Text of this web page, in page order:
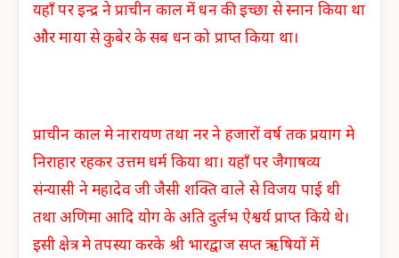
यहाँपर इन्द्र ने प्राचीन काल में धन की इच्छा से स्नान किया था
और माया से कुबेर के सब धन को प्राप्त किया था।
प्राचीन काल मे नारायण तथा नर ने हजारों वर्ष तक प्रयाग मे
निराहार रहकर उत्तम धर्म किया था। यहाँ पर जैगाषव्य
संन्यासी ने महादेव जी जैसी शक्ति वाले से विजय पाई थी
तथा अणिमा आदि योग के अति दुर्लभ ऐश्वर्य प्राप्त किये थे।
इसी क्षेत्र मे तपस्या करके श्री भारद्वाज सप्त ऋषियों में